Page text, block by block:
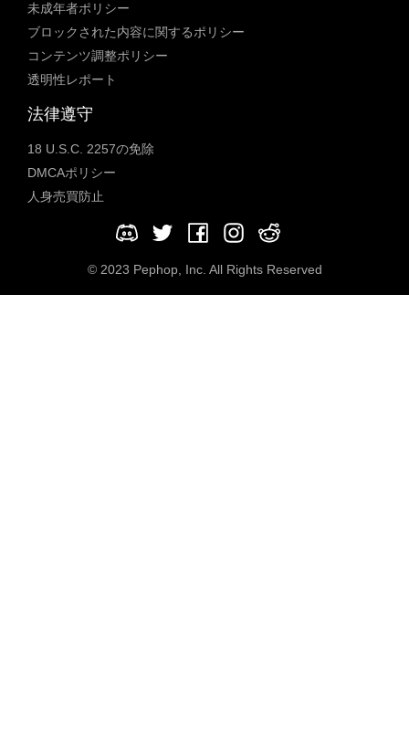
未成年者ポリシー
ブロックされた内容に関するポリシー
コンテンツ調整ポリシー
透明性レポート
法律遵守
18 U.S.C. 2257の免除
DMCAポリシー
人身売買防止
© 2023 Pephop, Inc. All Rights Reserved